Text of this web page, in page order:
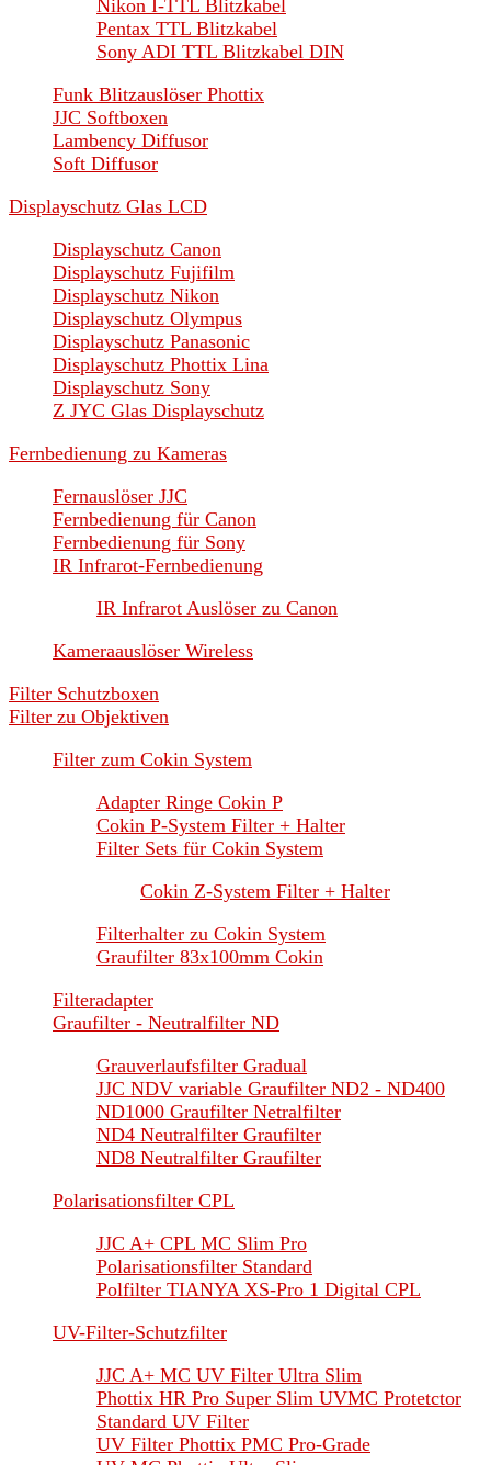
Nikon I-TTL Blitzkabel
Pentax TTL Blitzkabel
Sony ADI TTL Blitzkabel DIN
Funk Blitzauslöser Phottix
JJC Softboxen
Lambency Diffusor
Soft Diffusor
Displayschutz Glas LCD
Displayschutz Canon
Displayschutz Fujifilm
Displayschutz Nikon
Displayschutz Olympus
Displayschutz Panasonic
Displayschutz Phottix Lina
Displayschutz Sony
Z JYC Glas Displayschutz
Fernbedienung zu Kameras
Fernauslöser JJC
Fernbedienung für Canon
Fernbedienung für Sony
IR Infrarot-Fernbedienung
IR Infrarot Auslöser zu Canon
Kameraauslöser Wireless
Filter Schutzboxen
Filter zu Objektiven
Filter zum Cokin System
Adapter Ringe Cokin P
Cokin P-System Filter + Halter
Filter Sets für Cokin System
Cokin Z-System Filter + Halter
Filterhalter zu Cokin System
Graufilter 83x100mm Cokin
Filteradapter
Graufilter - Neutralfilter ND
Grauverlaufsfilter Gradual
JJC NDV variable Graufilter ND2 - ND400
ND1000 Graufilter Netralfilter
ND4 Neutralfilter Graufilter
ND8 Neutralfilter Graufilter
Polarisationsfilter CPL
JJC A+ CPL MC Slim Pro
Polarisationsfilter Standard
Polfilter TIANYA XS-Pro 1 Digital CPL
UV-Filter-Schutzfilter
JJC A+ MC UV Filter Ultra Slim
Phottix HR Pro Super Slim UVMC Protetctor
Standard UV Filter
UV Filter Phottix PMC Pro-Grade